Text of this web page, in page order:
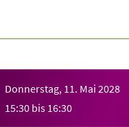
Donnerstag, 11. Mai 2028
15:30 bis 16:30